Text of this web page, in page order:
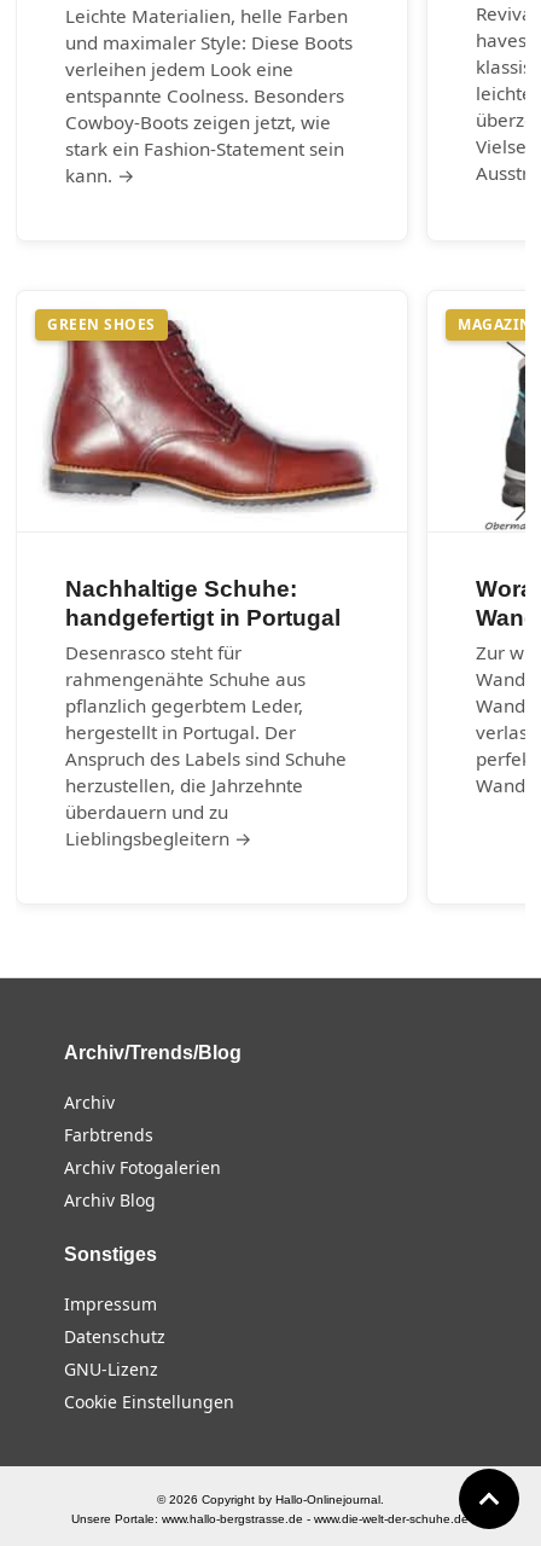
Leichte Materialien, helle Farben
und maximaler Style: Diese Boots
verleihen jedem Look eine
entspannte Coolness. Besonders
Cowboy-Boots zeigen jetzt, wie
stark ein Fashion-Statement sein
kann. →
haves
GREEN SHOES
Nachhaltige Schuhe:
handgefertigt in Portugal
Desenrasco steht für
rahmengenähte Schuhe aus
pflanzlich gegerbtem Leder,
hergestellt in Portugal. Der
Anspruch des Labels sind Schuhe
herzustellen, die Jahrzehnte
überdauern und zu
Lieblingsbegleitern →
MAGAZIN
Zur
perfekt
Archiv/Trends/Blog
Archiv
Farbtrends
Archiv Fotogalerien
Archiv Blog
Sonstiges
Impressum
Datenschutz
GNU-Lizenz
Cookie Einstellungen
© 2026 Copyright by Hallo-Onlinejournal.
Unsere Portale:www.hallo-bergstrasse.de -www.die-welt-der-schuhe.de